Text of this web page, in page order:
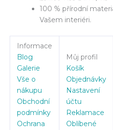
100 % přírodní
Vašem interiéri.
Informace
Blog
Galerie
Vše o
nákupu
Obchodní
podmínky
Ochrana
Můj profil
Košík
Objednávky
Nastavení
účtu
Reklamace
Oblíbené